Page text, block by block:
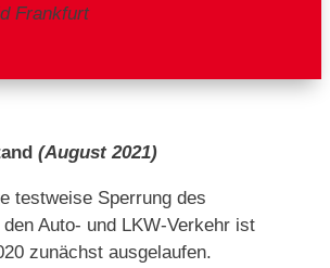
Frankfurt
(August 2021)
testweise Sperrung des
Auto- und LKW-Verkehr ist
zunächst ausgelaufen.